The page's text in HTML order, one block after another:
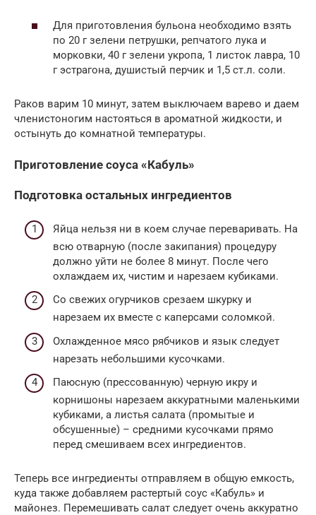
Для приготовления бульона необходимо взять
по 20 г зелени петрушки, репчатого лука и
морковки, 40 г зелени укропа, 1 листок лавра, 10
г эстрагона, душистый перчик и 1,5 ст.л. соли.
Раков варим 10 минут, затем выключаем варево и даем
членистоногим настояться в ароматной жидкости, и
остынуть до комнатной температуры.
Приготовление соуса «Кабуль»
Подготовка остальных ингредиентов
Яйца нельзя ни в коем случае переваривать. На
всю отварную (после закипания) процедуру
должно уйти не более 8 минут. После чего
охлаждаем их, чистим и нарезаем кубиками.
Со свежих огурчиков срезаем шкурку и
нарезаем их вместе с каперсами соломкой.
Охлажденное мясо рябчиков и язык следует
нарезать небольшими кусочками.
Паюсную (прессованную) черную икру и
корнишоны нарезаем аккуратными маленькими
кубиками, а листья салата (промытые и
обсушенные) – средними кусочками прямо
перед смешиваем всех ингредиентов.
Теперь все ингредиенты отправляем в общую емкость,
куда также добавляем растертый соус «Кабуль» и
майонез. Перемешивать салат следует очень аккуратно